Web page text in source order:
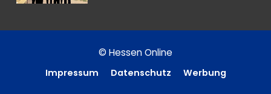
© Hessen Online
Impressum Datenschutz Werbung